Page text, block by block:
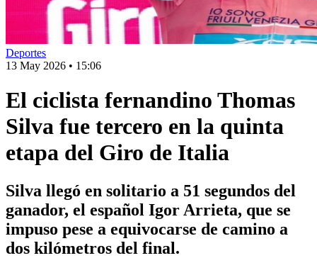
Deportes
13 May 2026 • 15:06
El ciclista fernandino Thomas
Silva fue tercero en la quinta
etapa del Giro de Italia
Silva llegó en solitario a 51 segundos del
ganador, el español Igor Arrieta, que se
impuso pese a equivocarse de camino a
dos kilómetros del final.